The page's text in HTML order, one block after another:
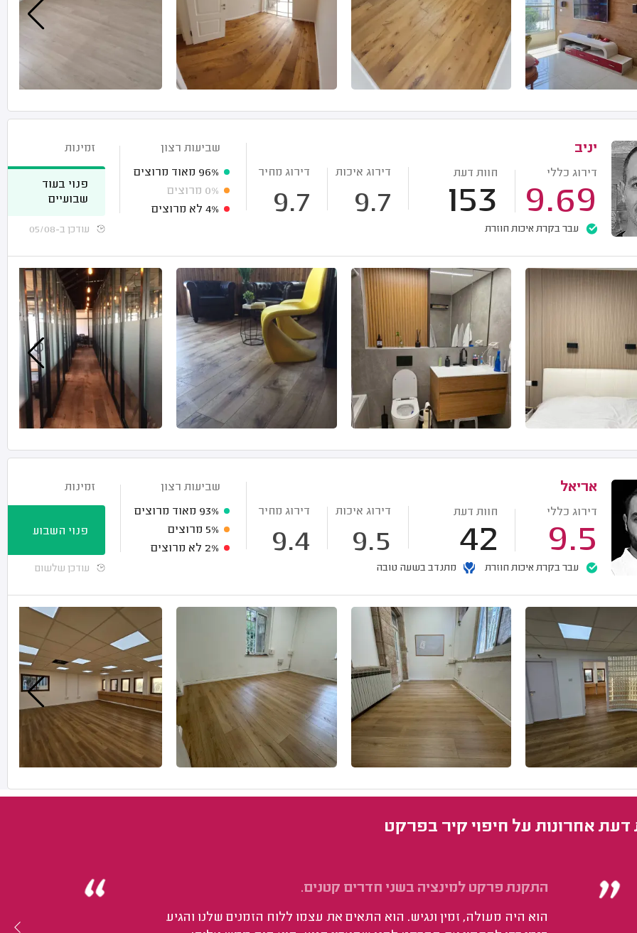
יניב
דירוג כללי
9.69
חוות דעת
153
דירוג איכות
9.7
דירוג מחיר
9.7
עבר בקרת איכות חוזרת
שביעות רצון
96% מאוד מרוצים
0% מרוצים
4% לא מרוצים
זמינות
פנוי בעוד
שבועיים
עודכן ב-05/08
אריאל
דירוג כללי
9.5
חוות דעת
42
דירוג איכות
9.5
דירוג מחיר
9.4
עבר בקרת איכות חוזרת מתנדב בשעה טובה
שביעות רצון
93% מאוד מרוצים
5% מרוצים
2% לא מרוצים
זמינות
פנוי השבוע
עודכן שלשום
דעת אחרונות על חיפוי קיר בפרקט
התקנת פרקט למינציה בשני חדרים קטנים.
הוא היה מעולה, זמין ונגיש. הוא התאים את עצמו ללוח הזמנים שלנו והגיע